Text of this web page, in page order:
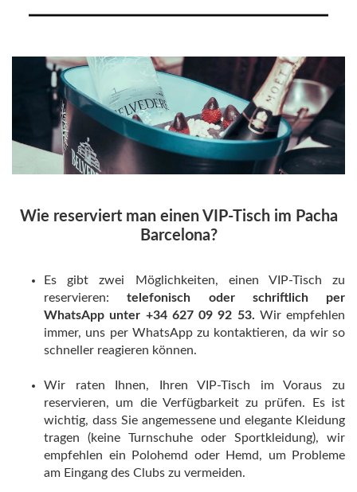
Wie reserviert man einen VIP-Tisch im Pacha
Barcelona?
Es gibt zwei Möglichkeiten, einen VIP-Tisch zu
reservieren:telefonisch oder schriftlich per
WhatsApp unter +34 627 09 92 53. Wir empfehlen
immer, uns per WhatsApp zu kontaktieren, da wir so
schneller reagieren können.
Wir raten Ihnen, Ihren VIP-Tisch im Voraus zu
reservieren, um die Verfügbarkeit zu prüfen. Es ist
wichtig, dass Sie angemessene und elegante Kleidung
tragen (keine Turnschuhe oder Sportkleidung), wir
empfehlen ein Polohemd oder Hemd, um Probleme
am Eingang des Clubs zu vermeiden.